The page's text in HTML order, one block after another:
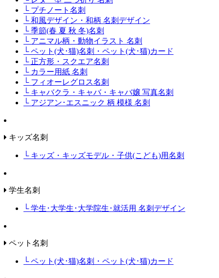
└ プチノート名刺
└ 和風デザイン・和柄 名刺デザイン
└ 季節(春 夏 秋 冬)名刺
└ アニマル柄・動物イラスト 名刺
└ ペット(犬･猫)名刺・ペット(犬･猫)カード
└ 正方形・スクエア名刺
└ カラー用紙 名刺
└ フィオーレグロス名刺
└ キャバクラ・キャバ・キャバ嬢 写真名刺
└ アジアン･エスニック 柄 模様 名刺
キッズ名刺
└ キッズ・キッズモデル・子供(こども)用名刺
学生名刺
└ 学生･大学生･大学院生･就活用 名刺デザイン
ペット名刺
└ ペット(犬･猫)名刺・ペット(犬･猫)カード